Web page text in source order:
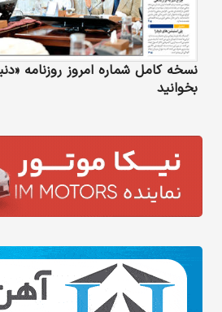
نسخه کامل شماره امروز روزنامه
بخوانید